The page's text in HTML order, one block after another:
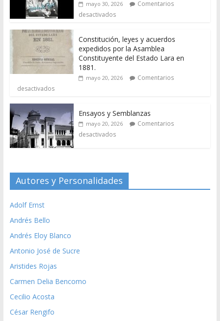
mayo 30, 2026
Comentarios
desactivados
Constitución, leyes y acuerdos
expedidos por la Asamblea
Constituyente del Estado Lara en
1881.
mayo 20, 2026
Comentarios
desactivados
Ensayos y Semblanzas
mayo 20, 2026
Comentarios
desactivados
Autores y Personalidades
Adolf Ernst
Andrés Bello
Andrés Eloy Blanco
Antonio José de Sucre
Aristides Rojas
Carmen Delia Bencomo
Cecilio Acosta
César Rengifo